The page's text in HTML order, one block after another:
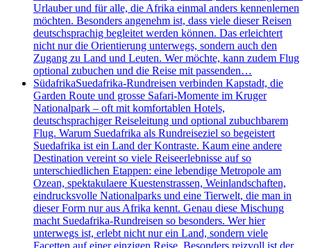
Urlauber und für alle, die Afrika einmal anders kennenlernen
möchten. Besonders angenehm ist, dass viele dieser Reisen
deutschsprachig begleitet werden können. Das erleichtert
nicht nur die Orientierung unterwegs, sondern auch den
Zugang zu Land und Leuten. Wer möchte, kann zudem Flug
optional zubuchen und die Reise mit passenden…
SüdafrikaSuedafrika-Rundreisen verbinden Kapstadt, die
Garden Route und grosse Safari-Momente im Kruger
Nationalpark – oft mit komfortablen Hotels,
deutschsprachiger Reiseleitung und optional zubuchbarem
Flug. Warum Suedafrika als Rundreiseziel so begeistert
Suedafrika ist ein Land der Kontraste. Kaum eine andere
Destination vereint so viele Reiseerlebnisse auf so
unterschiedlichen Etappen: eine lebendige Metropole am
Ozean, spektakulaere Kuestenstrassen, Weinlandschaften,
eindrucksvolle Nationalparks und eine Tierwelt, die man in
dieser Form nur aus Afrika kennt. Genau diese Mischung
macht Suedafrika-Rundreisen so besonders. Wer hier
unterwegs ist, erlebt nicht nur ein Land, sondern viele
Facetten auf einer einzigen Reise. Besonders reizvoll ist der